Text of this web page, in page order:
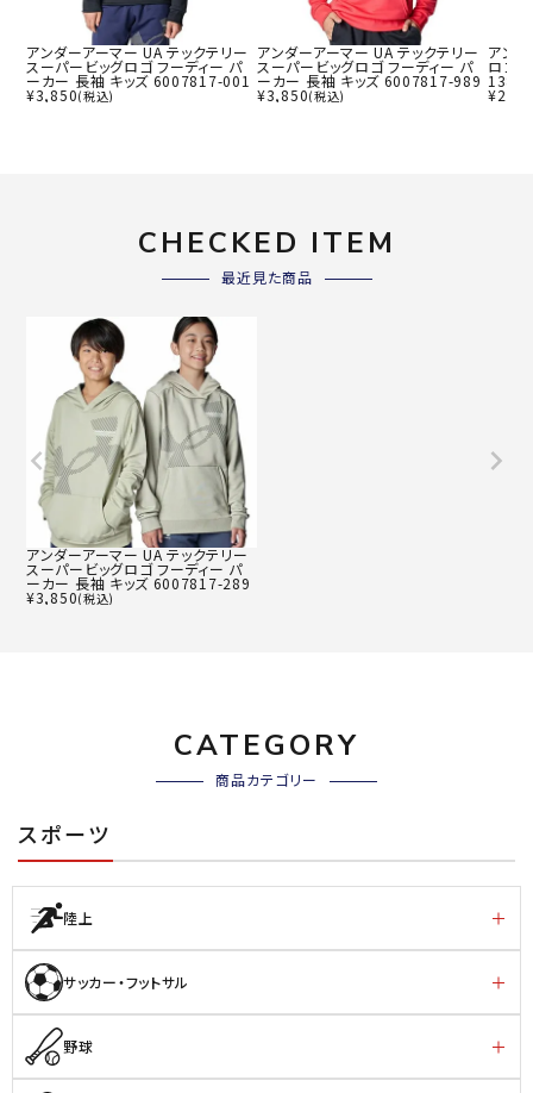
アンダーアーマー UA テックテリー
スーパービッグロゴ フーディー パ
ーカー 長袖 キッズ 6007817-001
¥3,850(税込)
アンダーアーマー UA テックテリー
スーパービッグロゴ フーディー パ
ーカー 長袖 キッズ 6007817-989
¥3,850(税込)
アン
ロゴ
¥
CHECKED ITEM
最近見た商品
アンダーアーマー UA テックテリー
スーパービッグロゴ フーディー パ
ーカー 長袖 キッズ 6007817-289
¥3,850(税込)
CATEGORY
商品カテゴリー
スポーツ
陸上
サッカー・フットサル
野球